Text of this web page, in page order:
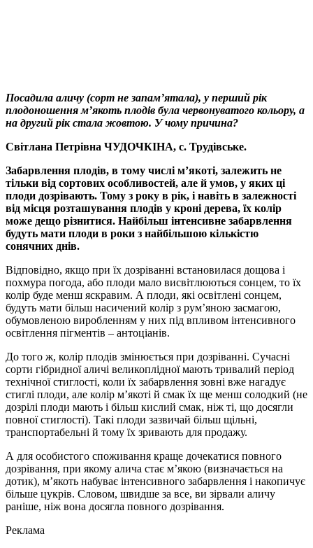
Посадила аличу (сорт не запам’ятала), у перший рік
плодоношення м’якоть плодів була червонуватого кольору, а
на другий рік стала жовтою. У чому причина?
Світлана Петрівна ЧУДОЧКІНА, с. Трудівське.
Забарвлення плодів, в тому числі м’якоті, залежить не
тільки від сортових особливостей, але й умов, у яких ці
плоди дозрівають. Тому з року в рік, і навіть в залежності
від місця розташування плодів у кроні дерева, їх колір
може дещо різнитися. Найбільш інтенсивне забарвлення
будуть мати плоди в роки з найбільшою кількістю
сонячних днів.
Відповідно, якщо при їх дозріванні встановилася дощова і
похмура погода, або плоди мало висвітлюються сонцем, то їх
колір буде менш яскравим. А плоди, які освітлені сонцем,
будуть мати більш насичений колір з рум’яною засмагою,
обумовленою виробленням у них під впливом інтенсивного
освітлення пігментів – антоціанів.
До того ж, колір плодів змінюється при дозріванні. Сучасні
сорти гібридної аличі великоплідної мають тривалий період
технічної стиглості, коли їх забарвлення зовні вже нагадує
стиглі плоди, але колір м’якоті й смак їх ще менш солодкий (не
дозрілі плоди мають і більш кислий смак, ніж ті, що досягли
повної стиглості). Такі плоди зазвичай більш щільні,
транспортабельні й тому їх зривають для продажу.
А для особистого споживання краще дочекатися повного
дозрівання, при якому алича стає м’якою (визначається на
дотик), м’якоть набуває інтенсивного забарвлення і накопичує
більше цукрів. Словом, швидше за все, ви зірвали аличу
раніше, ніж вона досягла повного дозрівання.
Реклама